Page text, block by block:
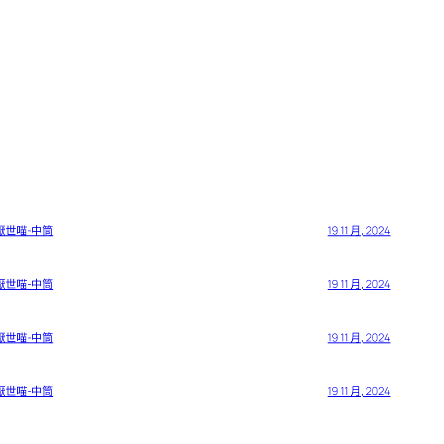
世喵-中筒 19 11 月, 2024
世喵-中筒 19 11 月, 2024
世喵-中筒 19 11 月, 2024
世喵-中筒 19 11 月, 2024